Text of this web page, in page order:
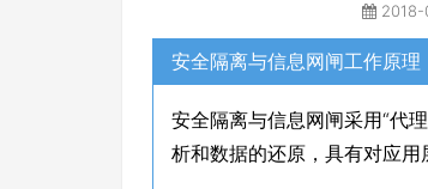
2018-
安全隔离与信息网闸工作原理
安全隔离与信息网闸采用“代
析和数据的还原，具有对应用